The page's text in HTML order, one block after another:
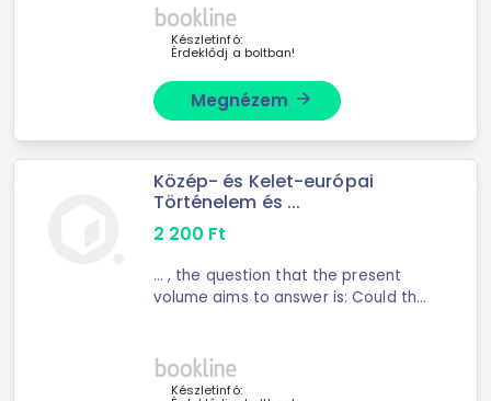
and authority outside himself, a man
who ...
Készletinfó:
Érdeklődj a boltban!
Megnézem arrow_forward
Közép- és Kelet-európai
Történelem és ...
2 200 Ft
... , the question that the present
volume aims to answer is: Could the
joint power of anti-Semitism and the
self- ...
Készletinfó: